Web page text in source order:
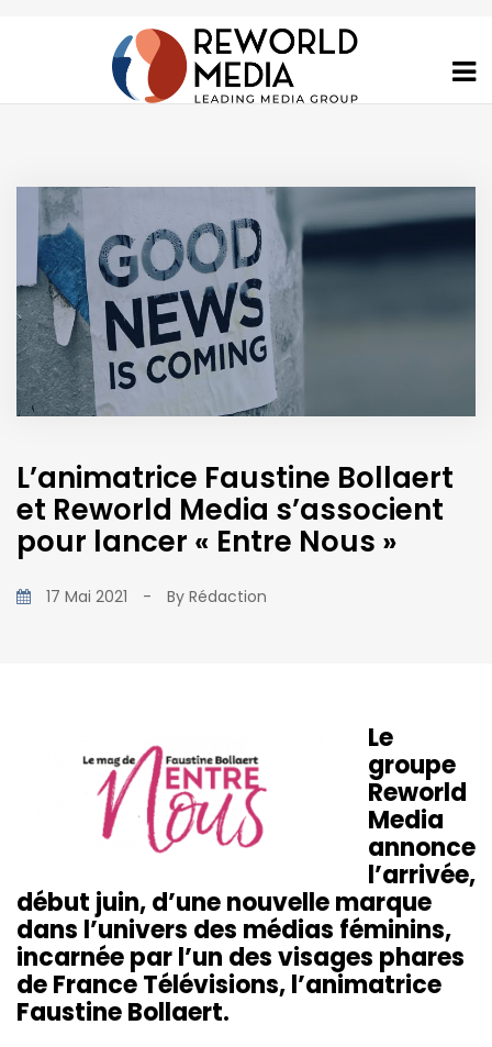
L’animatrice Faustine Bollaert
et Reworld Media s’associent
pour lancer « Entre Nous »
17 Mai 2021 - By Rédaction
Le
groupe
Reworld
Media
annonce
l’arrivée,
début juin, d’une nouvelle marque
dans l’univers des médias féminins,
incarnée par l’un des visages phares
de France Télévisions, l’animatrice
Faustine Bollaert.